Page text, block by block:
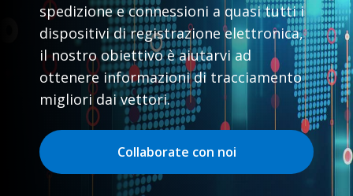
spedizione e connessioni a quasi tutti i
dispositivi di registrazione elettronica,
il nostro obiettivo è aiutarvi ad
ottenere informazioni di tracciamento
migliori dai vettori.
Collaborate con noi